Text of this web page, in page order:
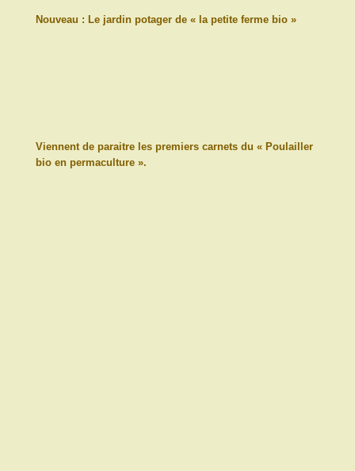
Nouveau : Le jardin potager de « la petite ferme bio »
Viennent de paraitre les premiers carnets du « Poulailler
bio en permaculture ».